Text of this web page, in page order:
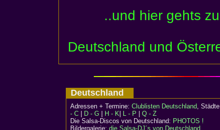
..und hier gehts
Deutschland und
Deutschland
Adressen + Termine: Clublisten Deutschland,
- C
D - G H - K L - P
Q - Z
Die Salsa-Discos von Deutschland: PHOTOS !
Bildergalerie: die Salsa-DJ´s von Deutschland